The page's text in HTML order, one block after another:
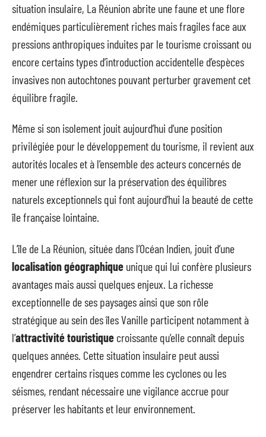
situation insulaire, La Réunion abrite une faune et une flore
endémiques particulièrement riches mais fragiles face aux
pressions anthropiques induites par le tourisme croissant ou
encore certains types d’introduction accidentelle d’espèces
invasives non autochtones pouvant perturber gravement cet
équilibre fragile.
Même si son isolement jouit aujourd’hui d’une position
privilégiée pour le développement du tourisme, il revient aux
autorités locales et à l’ensemble des acteurs concernés de
mener une réflexion sur la préservation des équilibres
naturels exceptionnels qui font aujourd’hui la beauté de cette
île française lointaine.
L’île de La Réunion, située dans l’Océan Indien, jouit d’une
localisation géographique unique qui lui confère plusieurs
avantages mais aussi quelques enjeux. La richesse
exceptionnelle de ses paysages ainsi que son rôle
stratégique au sein des îles Vanille participent notamment à
l’attractivité touristique croissante qu’elle connaît depuis
quelques années. Cette situation insulaire peut aussi
engendrer certains risques comme les cyclones ou les
séismes, rendant nécessaire une vigilance accrue pour
préserver les habitants et leur environnement.